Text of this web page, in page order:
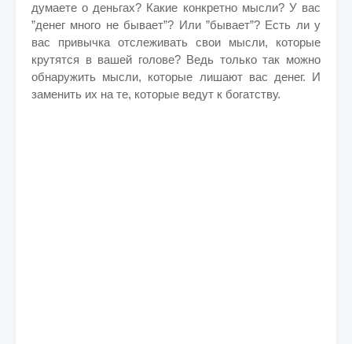
думаете о деньгах? Какие конкретно мысли? У вас
”денег много не бывает”? Или ”бывает”? Есть ли у
вас привычка отслеживать свои мысли, которые
крутятся в вашей голове? Ведь только так можно
обнаружить мысли, которые лишают вас денег. И
заменить их на те, которые ведут к богатству.